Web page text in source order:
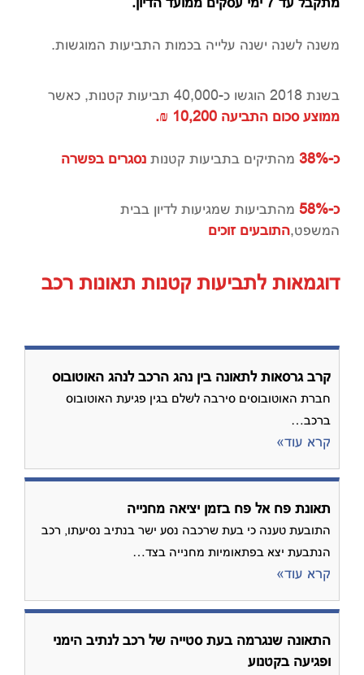
משנה לשנה ישנה עלייה בכמות התביעות המוגשות.
בשנת 2018 הוגשו כ-40,000 תביעות קטנות, כאשר
ממוצע סכום התביעה 10,200 ₪.
כ-38% מהתיקים בתביעות קטנות נסגרים בפשרה
כ-58%
מהתביעות שמגיעות לדיון בבית
המשפט,התובעים זוכים
דוגמאות לתביעות קטנות תאונות רכב
קרב גרסאות לתאונה בין נהג הרכב לנהג האוטובוס
חברת האוטובוסים סירבה לשלם בגין פגיעת האוטובוס
ברכב…
קרא עוד»
תאונת פח אל פח בזמן יציאה מחנייה
התובעת טענה כי בעת שרכבה נסע ישר בנתיב נסיעתו, רכב
הנתבעת יצא בפתאומיות מחנייה בצד…
קרא עוד»
התאונה שנגרמה בעת סטייה של רכב לנתיב הימני
ופגיעה בקטנוע